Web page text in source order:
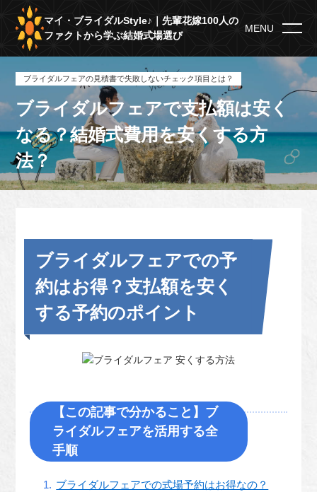
マイ・ブライダルStyle♪｜先輩花嫁100人の
ファクトから学ぶ結婚式場選び
MENU
ブライダルフェアで支払額は安く
なる？結婚式費用を安くする方
法？
ブライダルフェアの見積書で失敗しないチェック項目とは？
ブライダルフェアでの予
約はお得？支払額を安く
する予約のポイント
【この記事で分かること】ブ
ライダルフェアを活用する全
手順
ブライダルフェアでの式場予約はお得なの？